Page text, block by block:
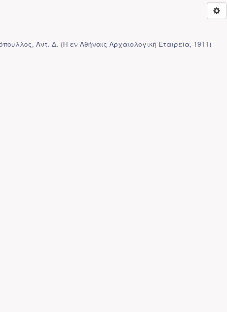
Αντ. Δ. (Η εν Αθήναις Αρχαιολογική Εταιρεία, 1911)